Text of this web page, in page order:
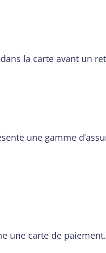
la carte avant un
une gamme
une carte de